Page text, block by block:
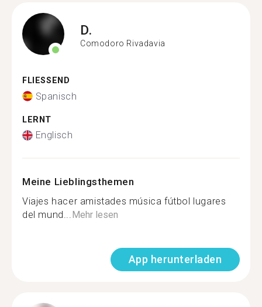
D.
Comodoro Rivadavia
FLIESSEND
Spanisch
LERNT
Englisch
Meine Lieblingsthemen
Viajes hacer amistades música fútbol lugares
del mund...Mehr lesen
App herunterladen